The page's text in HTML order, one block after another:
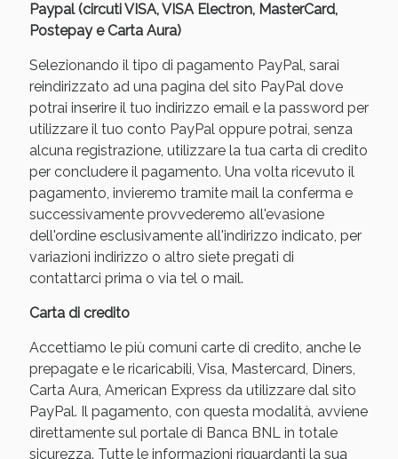
Paypal (circuti VISA, VISA Electron, MasterCard,
Postepay e Carta Aura)
Selezionando il tipo di pagamento PayPal, sarai
reindirizzato ad una pagina del sito PayPal dove
potrai inserire il tuo indirizzo email e la password per
utilizzare il tuo conto PayPal oppure potrai, senza
alcuna registrazione, utilizzare la tua carta di credito
per concludere il pagamento. Una volta ricevuto il
pagamento, invieremo tramite mail la conferma e
successivamente provvederemo all'evasione
dell'ordine esclusivamente all'indirizzo indicato, per
variazioni indirizzo o altro siete pregati di
contattarci prima o via tel o mail.
Carta di credito
Accettiamo le più comuni carte di credito, anche le
prepagate e le ricaricabili, Visa, Mastercard, Diners,
Carta Aura, American Express da utilizzare dal sito
PayPal. Il pagamento, con questa modalità, avviene
direttamente sul portale di Banca BNL in totale
sicurezza. Tutte le informazioni riguardanti la sua
Benessere Intestinale: Sconto fino al 55% valido